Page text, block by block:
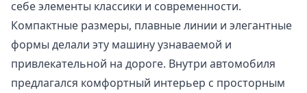
себе элементы классики и современности.
Компактные размеры, плавные линии и элегантные
формы делали эту машину узнаваемой и
привлекательной на дороге. Внутри автомобиля
предлагался комфортный интерьер с просторным